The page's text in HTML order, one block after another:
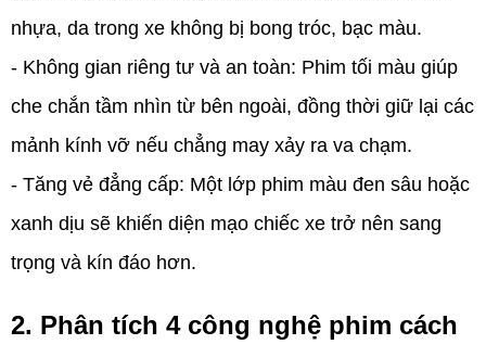
nhựa, da trong xe không bị bong tróc, bạc màu.
- Không gian riêng tư và an toàn: Phim tối màu giúp
che chắn tầm nhìn từ bên ngoài, đồng thời giữ lại các
mảnh kính vỡ nếu chẳng may xảy ra va chạm.
- Tăng vẻ đẳng cấp: Một lớp phim màu đen sâu hoặc
xanh dịu sẽ khiến diện mạo chiếc xe trở nên sang
trọng và kín đáo hơn.
2. Phân tích 4 công nghệ phim cách